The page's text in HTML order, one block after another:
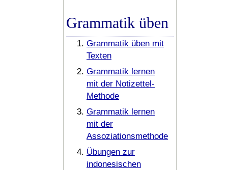
Grammatik üben
Grammatik üben mit
Texten
Grammatik lernen
mit der Notizettel-
Methode
Grammatik lernen
mit der
Assoziationsmethode
Übungen zur
indonesischen